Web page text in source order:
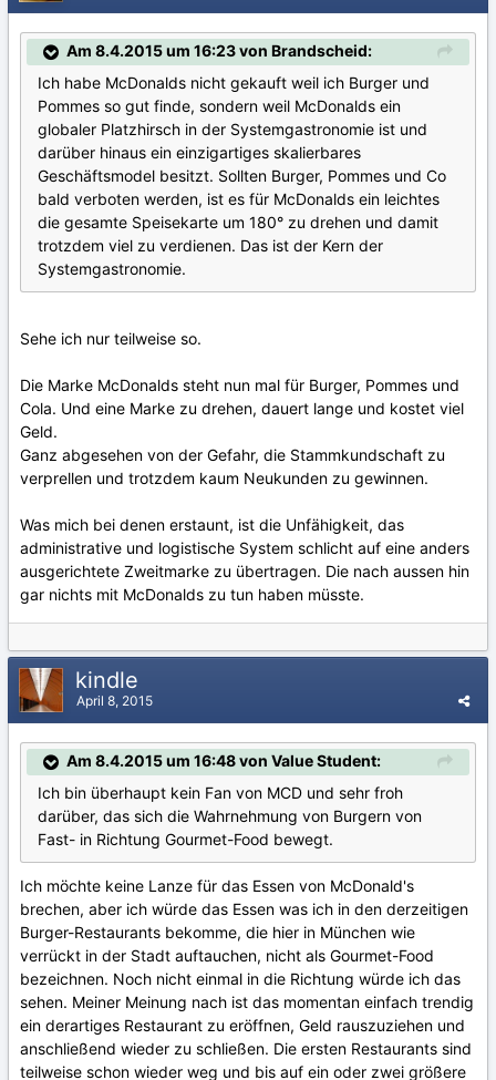
Am 8.4.2015 um 16:23 von Brandscheid:
Ich habe McDonalds nicht gekauft weil ich Burger und
Pommes so gut finde, sondern weil McDonalds ein
globaler Platzhirsch in der Systemgastronomie ist und
darüber hinaus ein einzigartiges skalierbares
Geschäftsmodel besitzt. Sollten Burger, Pommes und Co
bald verboten werden, ist es für McDonalds ein leichtes
die gesamte Speisekarte um 180° zu drehen und damit
trotzdem viel zu verdienen. Das ist der Kern der
Systemgastronomie.
Sehe ich nur teilweise so.
Die Marke McDonalds steht nun mal für Burger, Pommes und
Cola. Und eine Marke zu drehen, dauert lange und kostet viel
Geld.
Ganz abgesehen von der Gefahr, die Stammkundschaft zu
verprellen und trotzdem kaum Neukunden zu gewinnen.
Was mich bei denen erstaunt, ist die Unfähigkeit, das
administrative und logistische System schlicht auf eine anders
ausgerichtete Zweitmarke zu übertragen. Die nach aussen hin
gar nichts mit McDonalds zu tun haben müsste.
kindle
April 8, 2015
Am 8.4.2015 um 16:48 von Value Student:
Ich bin überhaupt kein Fan von MCD und sehr froh
darüber, das sich die Wahrnehmung von Burgern von
Fast- in Richtung Gourmet-Food bewegt.
Ich möchte keine Lanze für das Essen von McDonald's
brechen, aber ich würde das Essen was ich in den derzeitigen
Burger-Restaurants bekomme, die hier in München wie
verrückt in der Stadt auftauchen, nicht als Gourmet-Food
bezeichnen. Noch nicht einmal in die Richtung würde ich das
sehen. Meiner Meinung nach ist das momentan einfach trendig
ein derartiges Restaurant zu eröffnen, Geld rauszuziehen und
anschließend wieder zu schließen. Die ersten Restaurants sind
teilweise schon wieder weg und bis auf ein oder zwei größere